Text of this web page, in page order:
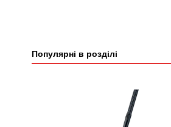
Популярні в розділі